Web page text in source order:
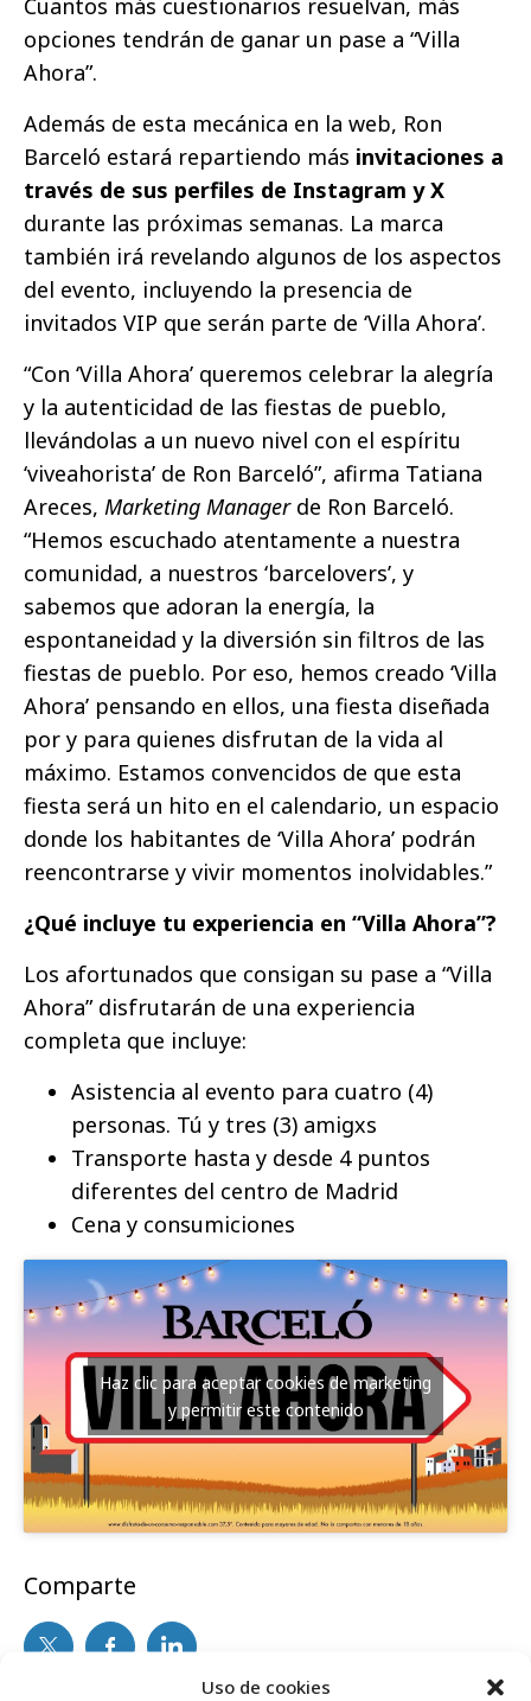
Uso de cookies
Cuantos más cuestionarios resuelvan, más
opciones tendrán de ganar un pase a “Villa
Ahora”.
Además de esta mecánica en la web, Ron
Barceló estará repartiendo más invitaciones a
través de sus perfiles de Instagram y X
durante las próximas semanas. La marca
también irá revelando algunos de los aspectos
del evento, incluyendo la presencia de
invitados VIP que serán parte de ‘Villa Ahora’.
“Con ‘Villa Ahora’ queremos celebrar la alegría
y la autenticidad de las fiestas de pueblo,
llevándolas a un nuevo nivel con el espíritu
‘viveahorista’ de Ron Barceló”, afirma Tatiana
Areces, Marketing Managerde Ron Barceló.
“Hemos escuchado atentamente a nuestra
comunidad, a nuestros ‘barcelovers’, y
sabemos que adoran la energía, la
espontaneidad y la diversión sin filtros de las
fiestas de pueblo. Por eso, hemos creado ‘Villa
Ahora’ pensando en ellos, una fiesta diseñada
por y para quienes disfrutan de la vida al
máximo. Estamos convencidos de que esta
fiesta será un hito en el calendario, un espacio
donde los habitantes de ‘Villa Ahora’ podrán
reencontrarse y vivir momentos inolvidables.”
¿Qué incluye tu experiencia en “Villa Ahora”?
Los afortunados que consigan su pase a “Villa
Ahora” disfrutarán de una experiencia
completa que incluye:
Asistencia al evento para cuatro (4)
personas. Tú y tres (3) amigxs
Transporte hasta y desde 4 puntos
diferentes del centro de Madrid
Cena y consumiciones
Haz clic para aceptar cookies de marketing
y permitir este contenido
Comparte